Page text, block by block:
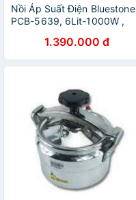
Nồi Áp Suất Điện Bluestone
PCB-5639, 6Lit-1000W ,
Bảo Hành Chính Hãng 2
Năm
1.390.000 đ